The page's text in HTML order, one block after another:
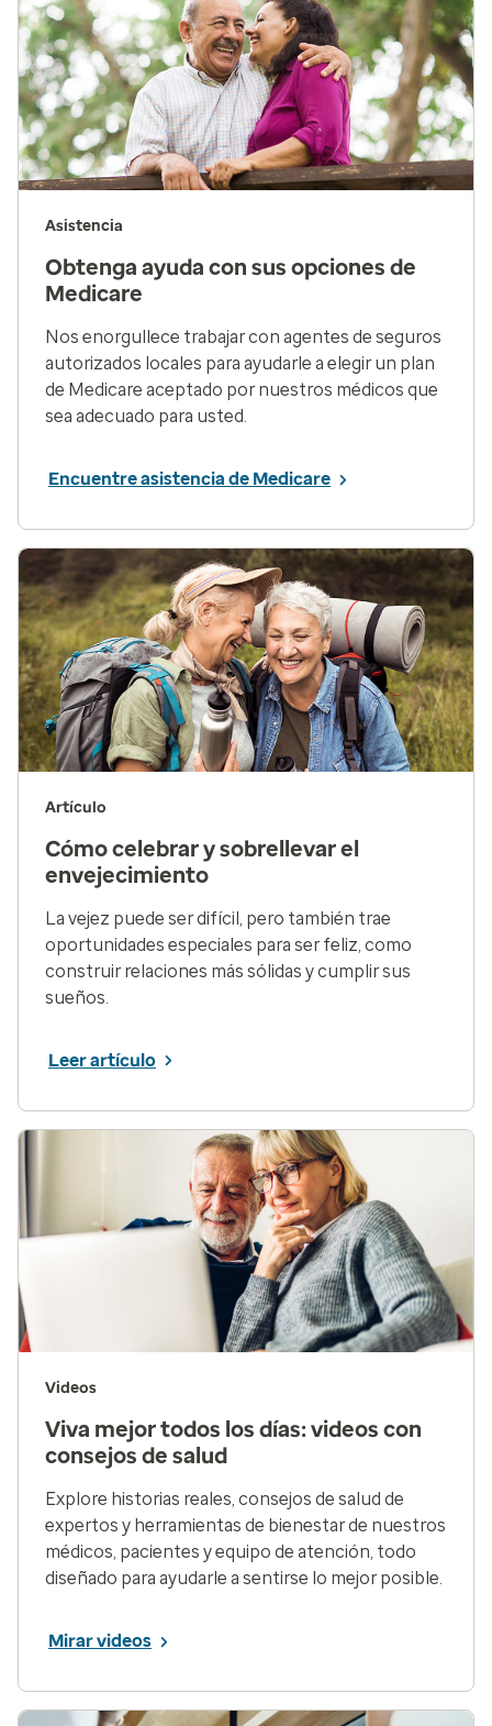
Asistencia
Obtenga ayuda con sus opciones de
Medicare
Nos enorgullece trabajar con agentes de seguros
autorizados locales para ayudarle a elegir un plan
de Medicare aceptado por nuestros médicos que
sea adecuado para usted.
Encuentre asistencia de Medicare
Artículo
Cómo celebrar y sobrellevar el
envejecimiento
La vejez puede ser difícil, pero también trae
oportunidades especiales para ser feliz, como
construir relaciones más sólidas y cumplir sus
sueños.
Leer artículo
Videos
Viva mejor todos los días: videos con
consejos de salud
Explore historias reales, consejos de salud de
expertos y herramientas de bienestar de nuestros
médicos, pacientes y equipo de atención, todo
diseñado para ayudarle a sentirse lo mejor posible.
Mirar videos